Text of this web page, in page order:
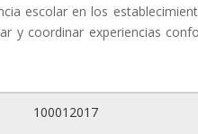
escolar en los
y coordinar experiencias
100012017